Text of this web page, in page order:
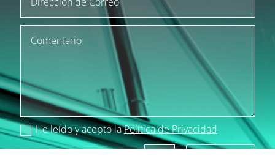
He leído y acepto laPolítica de Privacidad